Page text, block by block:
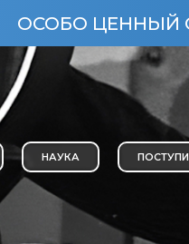
ЦЕННЫЙ ОБЪЕКТ
НАУКА